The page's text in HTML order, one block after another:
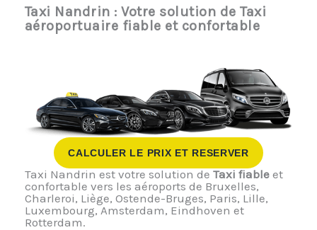
Taxi Nandrin : Votre solution de Taxi
aéroportuaire fiable et confortable
CALCULER LE PRIX ET RESERVER
Taxi Nandrin est votre solution de Taxi fiableet
confortable vers les aéroports de Bruxelles,
Charleroi, Liège, Ostende-Bruges, Paris, Lille,
Luxembourg, Amsterdam, Eindhoven et
Rotterdam.